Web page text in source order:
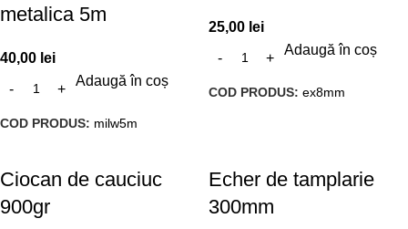
metalica 5m
40,00 lei
Adaugă în coș
COD PRODUS: milw5m
25,00 lei
Adaugă în coș
COD PRODUS: ex8mm
Ciocan de cauciuc
900gr
Echer de tamplarie
300mm